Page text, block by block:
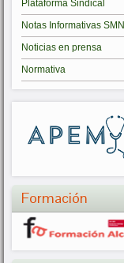
Plataforma Sindical
Notas Informativas SMN
Noticias en prensa
Normativa
Formación